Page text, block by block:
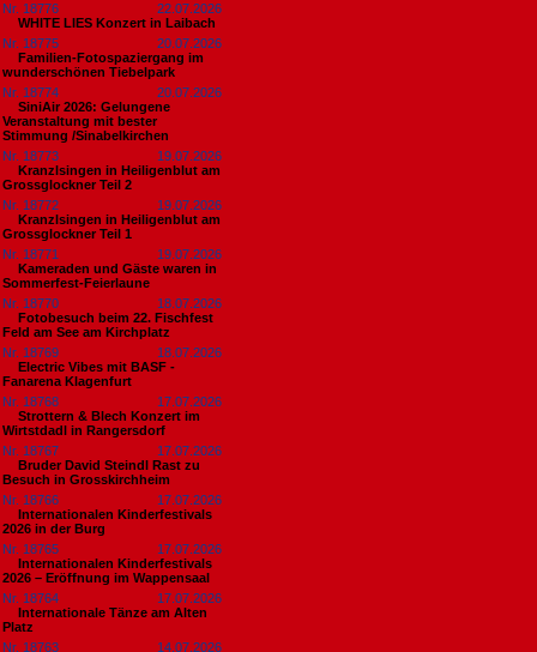
Nr. 18776
22.07.2026
WHITE LIES Konzert in Laibach
Nr. 18775
20.07.2026
Familien-Fotospaziergang im
wunderschönen Tiebelpark
Nr. 18774
20.07.2026
SiniAir 2026: Gelungene
Veranstaltung mit bester
Stimmung /Sinabelkirchen
Nr. 18773
19.07.2026
Kranzlsingen in Heiligenblut am
Grossglockner Teil 2
Nr. 18772
19.07.2026
Kranzlsingen in Heiligenblut am
Grossglockner Teil 1
Nr. 18771
19.07.2026
Kameraden und Gäste waren in
Sommerfest-Feierlaune
Nr. 18770
18.07.2026
Fotobesuch beim 22. Fischfest
Feld am See am Kirchplatz
Nr. 18769
18.07.2026
Electric Vibes mit BASF -
Fanarena Klagenfurt
Nr. 18768
17.07.2026
Strottern & Blech Konzert im
Wirtstdadl in Rangersdorf
Nr. 18767
17.07.2026
Bruder David Steindl Rast zu
Besuch in Grosskirchheim
Nr. 18766
17.07.2026
Internationalen Kinderfestivals
2026 in der Burg
Nr. 18765
17.07.2026
Internationalen Kinderfestivals
2026 – Eröffnung im Wappensaal
Nr. 18764
17.07.2026
Internationale Tänze am Alten
Platz
Nr. 18763
14.07.2026